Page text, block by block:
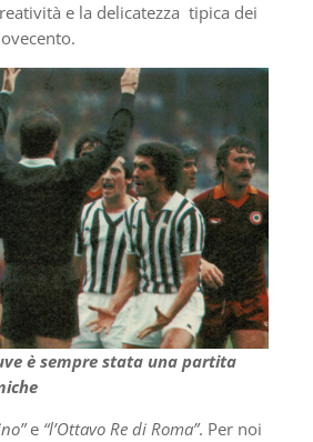
e la delicatezza tipica dei
è sempre stata una partita
e “l’Ottavo Re di Roma”. Per noi